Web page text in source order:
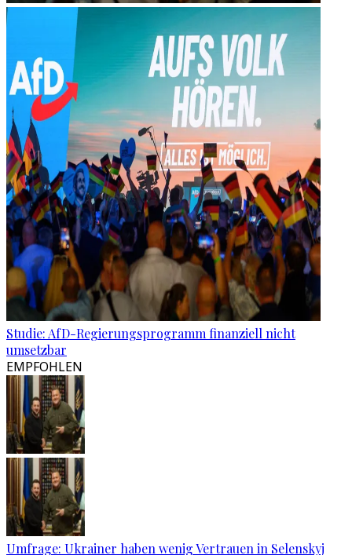
Studie: AfD-Regierungsprogramm finanziell nicht
umsetzbar
EMPFOHLEN
Umfrage: Ukrainer haben wenig Vertrauen in Selenskyj